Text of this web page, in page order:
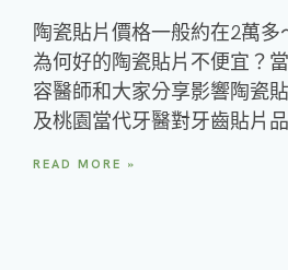
陶瓷貼片價格一般約在2萬多
為何好的陶瓷貼片不便宜？
容醫師和大家分享影響陶瓷
及桃園當代牙醫對牙齒貼片
READ MORE »